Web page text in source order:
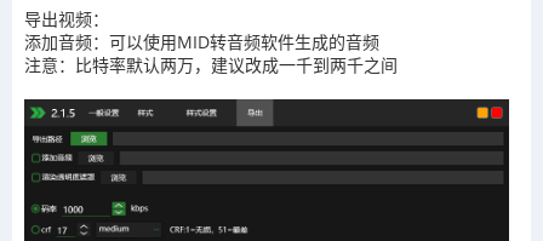
导出视频：
添加音频：可以使用MID转音频软件生成的音频
注意：比特率默认两万，建议改成一千到两千之间